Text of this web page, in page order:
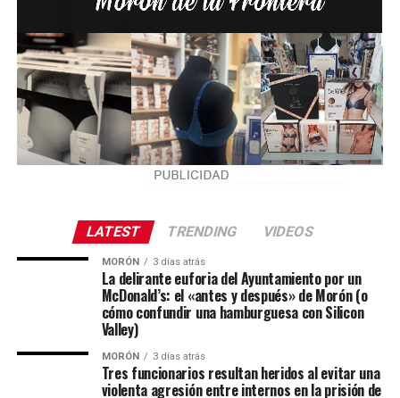
LATEST TRENDING VIDEOS
MORÓN 3 días atrás
La delirante euforia del Ayuntamiento por un
McDonald’s: el «antes y después» de Morón (o
cómo confundir una hamburguesa con Silicon
Valley)
MORÓN 3 días atrás
Tres funcionarios resultan heridos al evitar una
violenta agresión entre internos en la prisión de